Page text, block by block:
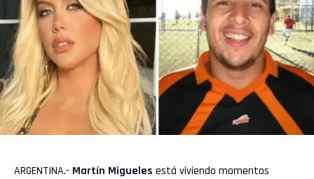
ARGENTINA.- Martín Migueles está viviendo momentos